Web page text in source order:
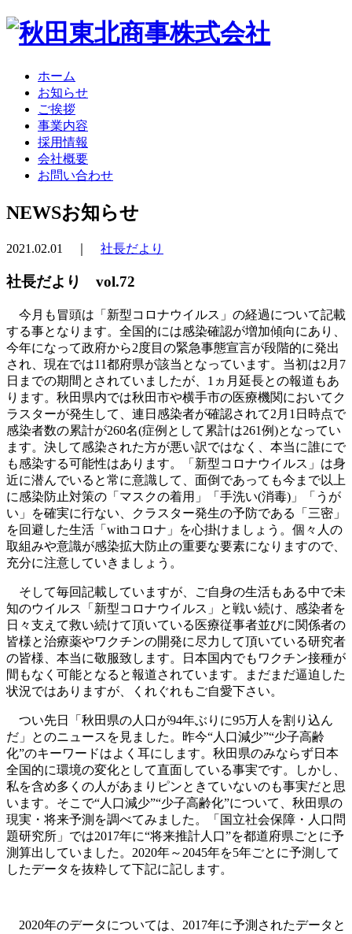
ホーム
お知らせ
ご挨拶
事業内容
採用情報
会社概要
お問い合わせ
NEWSお知らせ
2021.02.01 ｜ 社長だより
社長だより vol.72
今月も冒頭は「新型コロナウイルス」の経過について記載
する事となります。全国的には感染確認が増加傾向にあり、
今年になって政府から2度目の緊急事態宣言が段階的に発出
され、現在では11都府県が該当となっています。当初は2月7
日までの期間とされていましたが、1ヵ月延長との報道もあ
ります。秋田県内では秋田市や横手市の医療機関においてク
ラスターが発生して、連日感染者が確認されて2月1日時点で
感染者数の累計が260名(症例として累計は261例)となってい
ます。決して感染された方が悪い訳ではなく、本当に誰にで
も感染する可能性はあります。「新型コロナウイルス」は身
近に潜んでいると常に意識して、面倒であっても今まで以上
に感染防止対策の「マスクの着用」「手洗い(消毒)」「うが
い」を確実に行ない、クラスター発生の予防である「三密」
を回避した生活「withコロナ」を心掛けましょう。個々人の
取組みや意識が感染拡大防止の重要な要素になりますので、
充分に注意していきましょう。
そして毎回記載していますが、ご自身の生活もある中で未
知のウイルス「新型コロナウイルス」と戦い続け、感染者を
日々支えて救い続けて頂いている医療従事者並びに関係者の
皆様と治療薬やワクチンの開発に尽力して頂いている研究者
の皆様、本当に敬服致します。日本国内でもワクチン接種が
間もなく可能となると報道されています。まだまだ逼迫した
状況ではありますが、くれぐれもご自愛下さい。
つい先日「秋田県の人口が94年ぶりに95万人を割り込ん
だ」とのニュースを見ました。昨今“人口減少”“少子高齢
化”のキーワードはよく耳にします。秋田県のみならず日本
全国的に環境の変化として直面している事実です。しかし、
私を含め多くの人があまりピンときていないのも事実だと思
います。そこで“人口減少”“少子高齢化”について、秋田県の
現実・将来予測を調べてみました。「国立社会保障・人口問
題研究所」では2017年に“将来推計人口”を都道府県ごとに予
測算出していました。2020年～2045年を5年ごとに予測して
したデータを抜粋して下記に記します。
2020年のデータについては、2017年に予測されたデータと